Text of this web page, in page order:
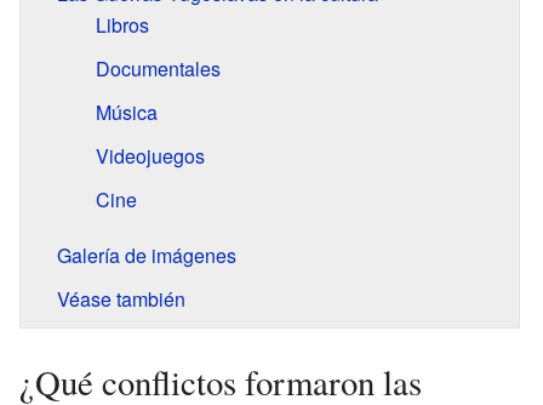
Libros
Documentales
Música
Videojuegos
Cine
Galería de imágenes
Véase también
¿Qué conflictos formaron las